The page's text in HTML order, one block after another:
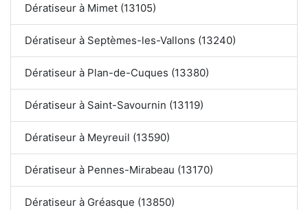
Dératiseur à Mimet (13105)
Dératiseur à Septèmes-les-Vallons (13240)
Dératiseur à Plan-de-Cuques (13380)
Dératiseur à Saint-Savournin (13119)
Dératiseur à Meyreuil (13590)
Dératiseur à Pennes-Mirabeau (13170)
Dératiseur à Gréasque (13850)